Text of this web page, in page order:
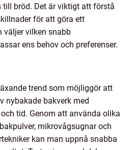
bröd. Det är viktigt att förstå
för att göra ett
väljer vilken snabb
ens behov och preferenser.
trend som möjliggör att
nybakade bakverk med
tid. Genom att använda olika
mikrovågsugnar och
kan man uppnå snabba